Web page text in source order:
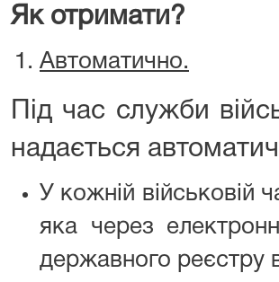
Як отримати?
Автоматично.
Під час служби
надається
У кожній військовій
яка через
державного реєстру